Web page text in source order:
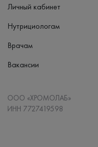
Личный кабинет
Нутрициологам
Врачам
Вакансии
ООО «ХРОМОЛАБ»
ИНН 7727419598